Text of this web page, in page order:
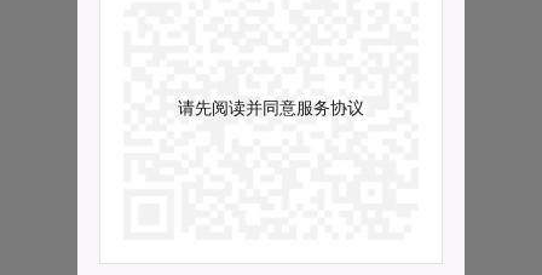
请先阅读并同意服务协议